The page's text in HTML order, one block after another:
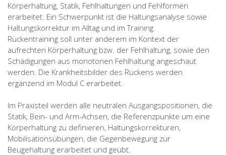
Körperhaltung, Statik, Fehlhaltungen und Fehlformen
erarbeitet. Ein Schwerpunkt ist die Haltungsanalyse sowie
Haltungskorrektur im Alltag und im Training.
Rückentraining soll unter anderem im Kontext der
aufrechten Körperhaltung bzw. der Fehlhaltung, sowie den
Schädigungen aus monotonen Fehlhaltung angeschaut
werden. Die Krankheitsbilder des Rückens werden
ergänzend im Modul C erarbeitet.
Im Praxisteil werden alle neutralen Ausgangspositionen, die
Statik, Bein- und Arm-Achsen, die Referenzpunkte um eine
Körperhaltung zu definieren, Haltungskorrekturen,
Mobilisationsübungen, die Gegenbewegung zur
Beugehaltung erarbeitet und geübt.